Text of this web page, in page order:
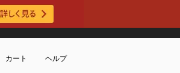
カート ヘルプ